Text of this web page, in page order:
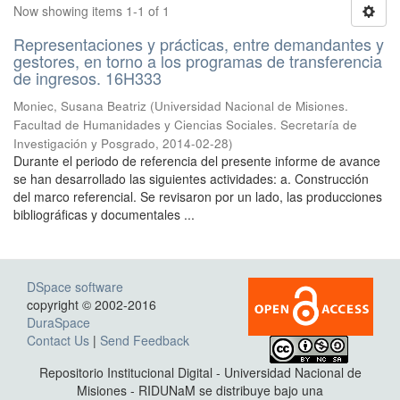
Now showing items 1-1 of 1
Representaciones y prácticas, entre demandantes y
gestores, en torno a los programas de transferencia
de ingresos. 16H333
Moniec, Susana Beatriz (Universidad Nacional de Misiones.
Facultad de Humanidades y Ciencias Sociales. Secretaría de
Investigación y Posgrado, 2014-02-28)
Durante el periodo de referencia del presente informe de avance
se han desarrollado las siguientes actividades: a. Construcción
del marco referencial. Se revisaron por un lado, las producciones
bibliográficas y documentales ...
DSpace software
copyright © 2002-2016
DuraSpace
Contact Us | Send Feedback
Repositorio Institucional Digital - Universidad Nacional de
Misiones - RIDUNaM se distribuye bajo una